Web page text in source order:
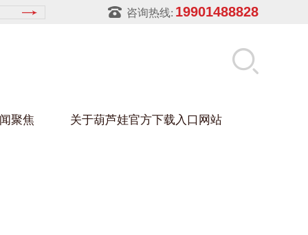
咨询热线: 19901488828
聚焦 关于葫芦娃官方下载入口网站